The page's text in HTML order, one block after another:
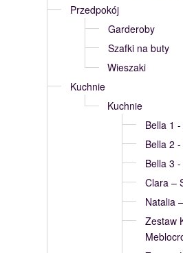
Przedpokój
Garderoby
Szafki na buty
Wieszaki
Kuchnie
Kuchnie
Bella 1
Bella 2
Bella 3
Clara –
Natalia
Zestaw